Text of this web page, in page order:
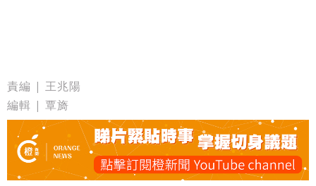
責編 | 王兆陽
編輯 | 覃旖